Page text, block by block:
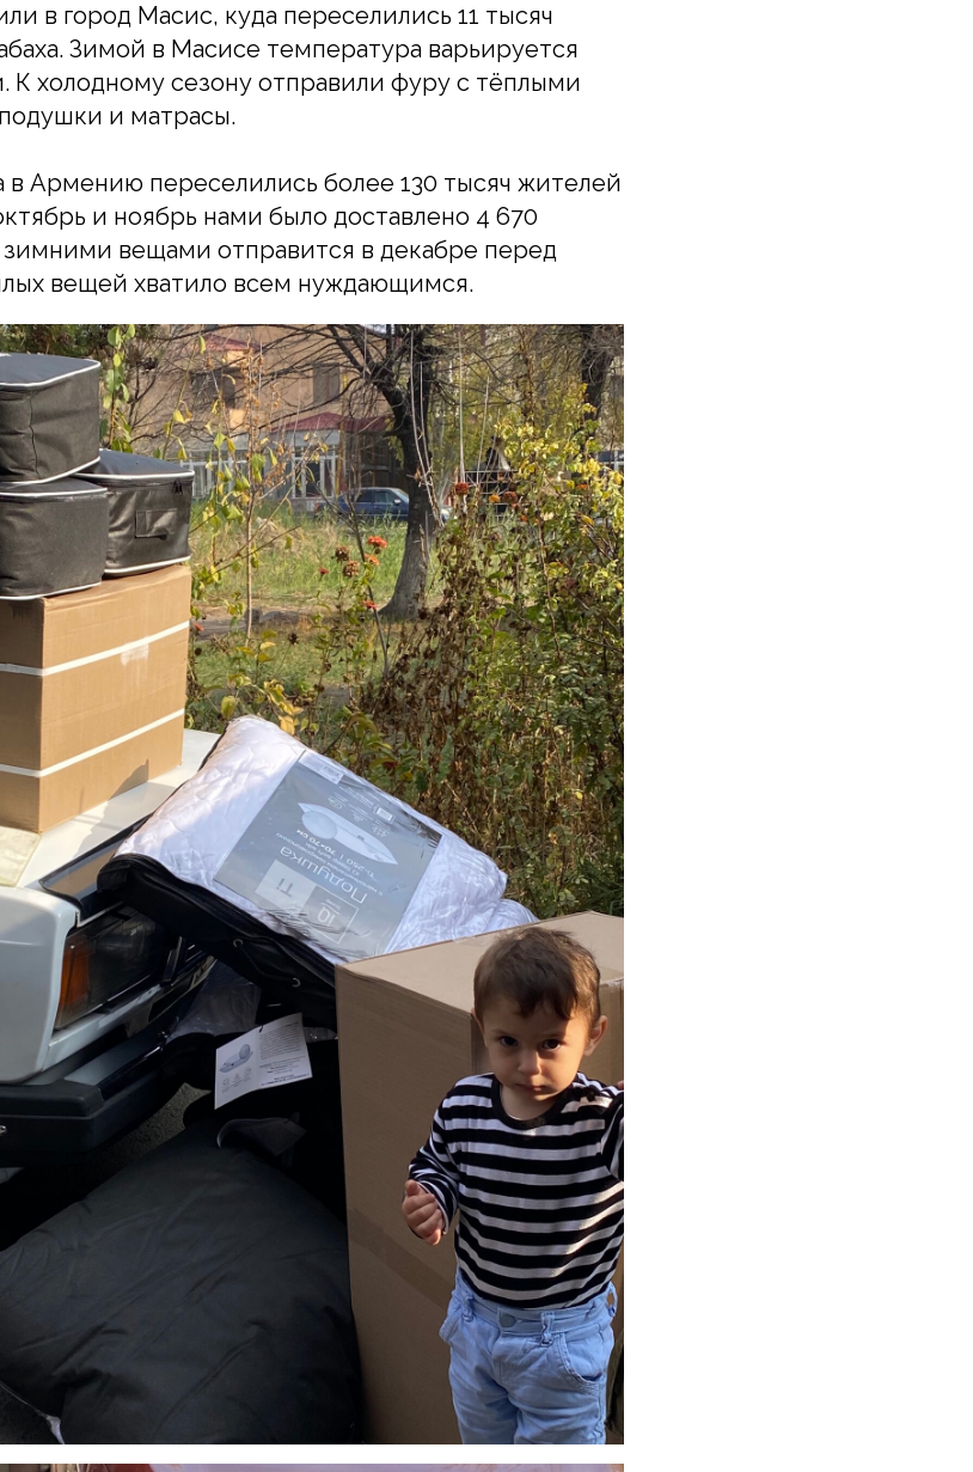
в город Масис, куда переселились 11 тысяч
Зимой в Масисе температура варьируется
К холодному сезону отправили фуру с тёплыми
и матрасы.
в Армению переселились более 130 тысяч жителей
и ноябрь нами было доставлено 4 670
вещами отправится в декабре перед
вещей хватило всем нуждающимся.